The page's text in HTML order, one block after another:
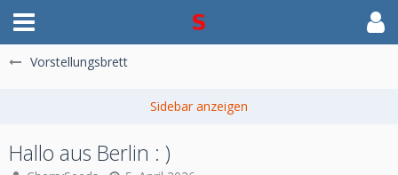
Vorstellungsbrett
Hallo aus Berlin : )